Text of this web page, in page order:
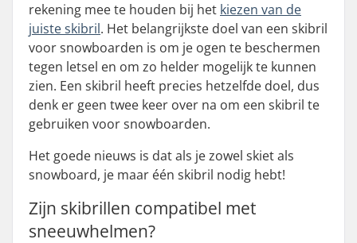
rekening mee te houden bij het kiezen van de
juiste skibril. Het belangrijkste doel van een skibril
voor snowboarden is om je ogen te beschermen
tegen letsel en om zo helder mogelijk te kunnen
zien. Een skibril heeft precies hetzelfde doel, dus
denk er geen twee keer over na om een skibril te
gebruiken voor snowboarden.
Het goede nieuws is dat als je zowel skiet als
snowboard, je maar één skibril nodig hebt!
Zijn skibrillen compatibel met
sneeuwhelmen?